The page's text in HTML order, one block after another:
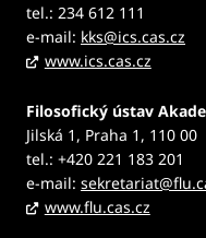
tel.: 234 612 111
e-mail: kks@ics.cas.cz
www.ics.cas.cz
Filosofický ústav
Jilská 1, Praha 1, 110 00
tel.: +420 221 183 201
e-mail:
www.flu.cas.cz